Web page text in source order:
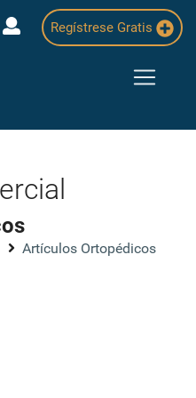
Regístrese Gratis
Artículos Ortopédicos